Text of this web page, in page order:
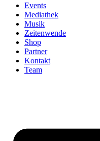
Events
Mediathek
Musik
Zeitenwende
Shop
Partner
Kontakt
Team